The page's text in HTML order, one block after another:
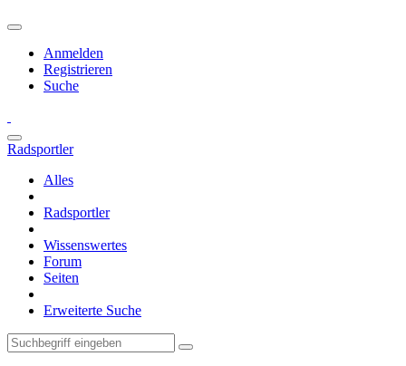
Anmelden
Registrieren
Suche
Radsportler
Alles
Radsportler
Wissenswertes
Forum
Seiten
Erweiterte Suche